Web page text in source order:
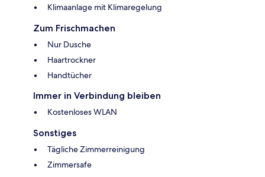
Klimaanlage mit Klimaregelung
Zum Frischmachen
Nur Dusche
Haartrockner
Handtücher
Immer in Verbindung bleiben
Kostenloses WLAN
Sonstiges
Tägliche Zimmerreinigung
Zimmersafe